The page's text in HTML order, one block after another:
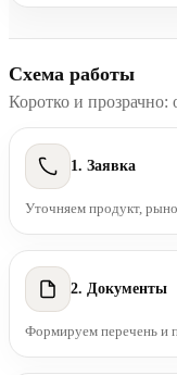
Схема работы
Коротко и прозрачно:
1. Заявка
Уточняем продукт,
2. Документы
Формируем перечень и